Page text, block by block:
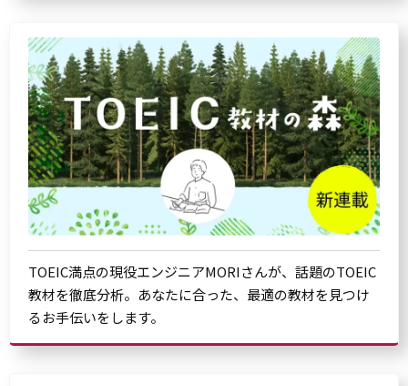
TOEIC満点の現役エンジニアMORIさんが、話題のTOEIC
教材を徹底分析。あなたに合った、最適の教材を見つけ
るお手伝いをします。